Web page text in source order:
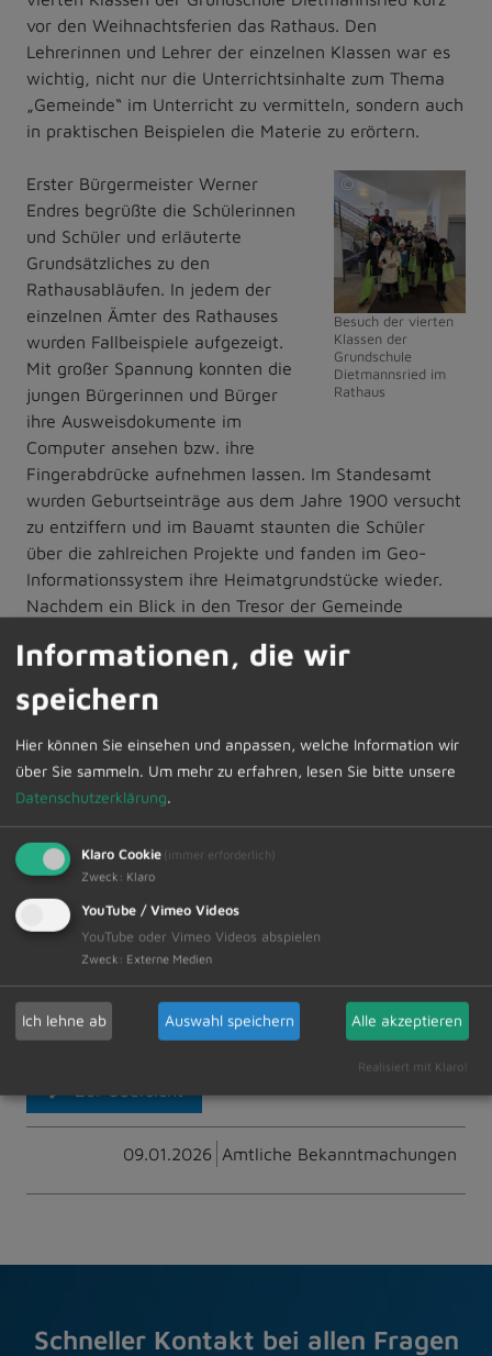
vor den Weihnachtsferien das Rathaus. Den
Lehrerinnen und Lehrer der einzelnen Klassen war es
wichtig, nicht nur die Unterrichtsinhalte zum Thema
„Gemeinde“ im Unterricht zu vermitteln, sondern auch
in praktischen Beispielen die Materie zu erörtern.
Besuch der vierten
Klassen der
Grundschule
Dietmannsried im
Rathaus
©
Markt
Dietmannsried
Erster Bürgermeister Werner
Endres begrüßte die Schülerinnen
und Schüler und erläuterte
Grundsätzliches zu den
Rathausabläufen. In jedem der
einzelnen Ämter des Rathauses
wurden Fallbeispiele aufgezeigt.
Mit großer Spannung konnten die
jungen Bürgerinnen und Bürger
ihre Ausweisdokumente im
Computer ansehen bzw. ihre
Fingerabdrücke aufnehmen lassen. Im Standesamt
wurden Geburtseinträge aus dem Jahre 1900 versucht
zu entziffern und im Bauamt staunten die Schüler
über die zahlreichen Projekte und fanden im Geo-
Informationssystem ihre Heimatgrundstücke wieder.
Nachdem ein Blick in den Tresor der Gemeinde
Bürgermeisters statt und anschließend wurde im
Sitzungssaal Platz genommen.
„Heute dürft ihr die Plätze der
Marktgemeinderätinnen und Marktgemeinderäte
einnehmen“, so Erster Bürgermeister Werner Endres,
wurden dem Bürgermeister gestellt, angefangen von
Projekten der Schule, Ausstattung der Spielplätze und
des Freibades bis hin zu den Arbeitszeiten. Im Nu
verflogen die zwei Schulstunden und die Schülerinnen
und die Schüler gingen mit schönen praktischen
09.01.2026 Amtliche Bekanntmachungen
Schneller Kontakt bei allen Fragen
Informationen, die wir
speichern
Hier können Sie einsehen und anpassen, welche Information wir
über Sie sammeln. Um mehr zu erfahren, lesen Sie bitte unsere
Datenschutzerklärung.
Klaro Cookie (immer erforderlich)
Zweck : Klaro
YouTube / Vimeo Videos
YouTube oder Vimeo Videos abspielen
Zweck : Externe Medien
Ich lehne ab Auswahl speichern Alle akzeptieren
Realisiert mit Klaro!